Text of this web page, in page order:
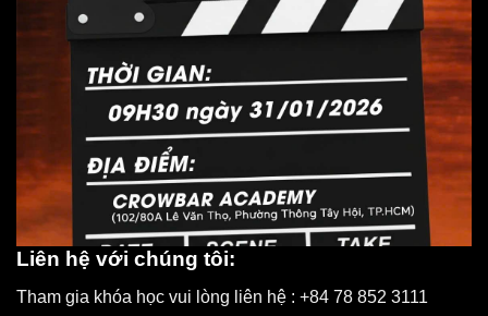
Liên hệ với chúng tôi:
Tham gia khóa học vui lòng liên hệ : +84 78 852 3111